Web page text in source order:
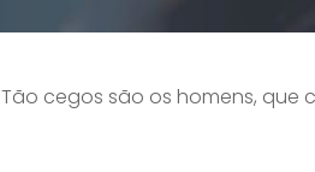
Tão cegos são os homens, que